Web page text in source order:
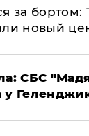
за
новый
СБС
у